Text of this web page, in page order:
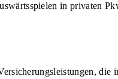
in privaten